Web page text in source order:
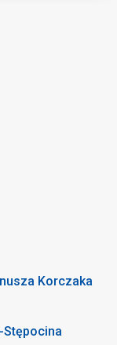
Korczaka
Stępocina